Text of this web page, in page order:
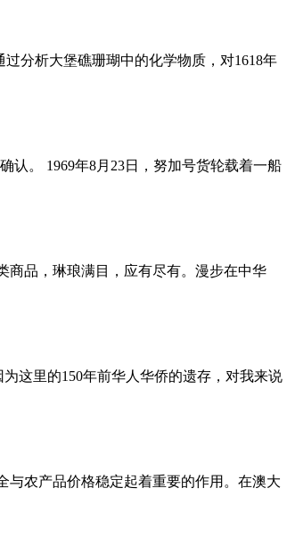
分析大堡礁珊瑚中的化学物质，对1618年
认。 1969年8月23日，努加号货轮载着一船
商品，琳琅满目，应有尽有。漫步在中华
这里的150年前华人华侨的遗存，对我来说
与农产品价格稳定起着重要的作用。在澳大